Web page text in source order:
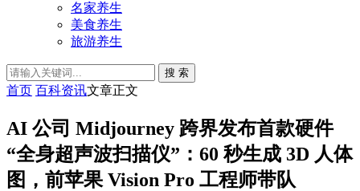
名家养生
美食养生
旅游养生
搜 索
首页 百科资讯文章正文
AI 公司 Midjourney 跨界发布首款硬件
“全身超声波扫描仪”：60 秒生成 3D 人体
图，前苹果 Vision Pro 工程师带队